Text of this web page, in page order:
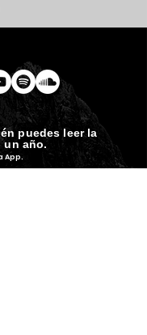
puedes leer la
un año.
App.